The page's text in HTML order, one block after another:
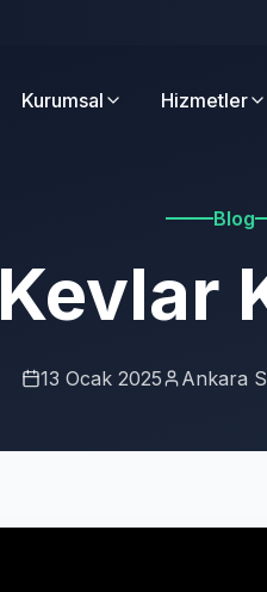
Kurumsal Hizmetler
Blog
Kevlar
13 Ocak 2025 Ankara